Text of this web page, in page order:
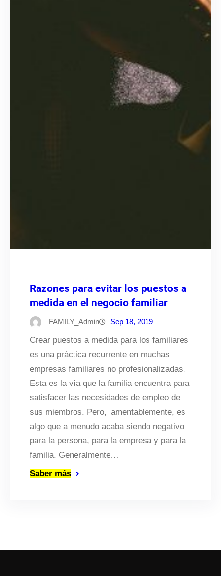
Razones para evitar los puestos a
medida en el negocio familiar
FAMILY_Admin Sep 18, 2019
Crear puestos a medida para los familiares
es una práctica recurrente en muchas
empresas familiares no profesionalizadas.
Esta es la vía que la familia encuentra para
satisfacer las necesidades de empleo de
sus miembros. Pero, lamentablemente, es
algo que a menudo acaba siendo negativo
para la persona, para la empresa y para la
familia. Generalmente…
Saber más